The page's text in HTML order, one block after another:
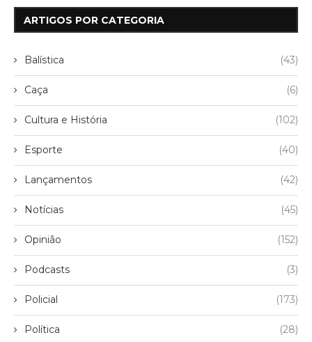
ARTIGOS POR CATEGORIA
Balística (43)
Caça (6)
Cultura e História (102)
Esporte (40)
Lançamentos (42)
Notícias (45)
Opinião (152)
Podcasts (3)
Policial (173)
Política (28)